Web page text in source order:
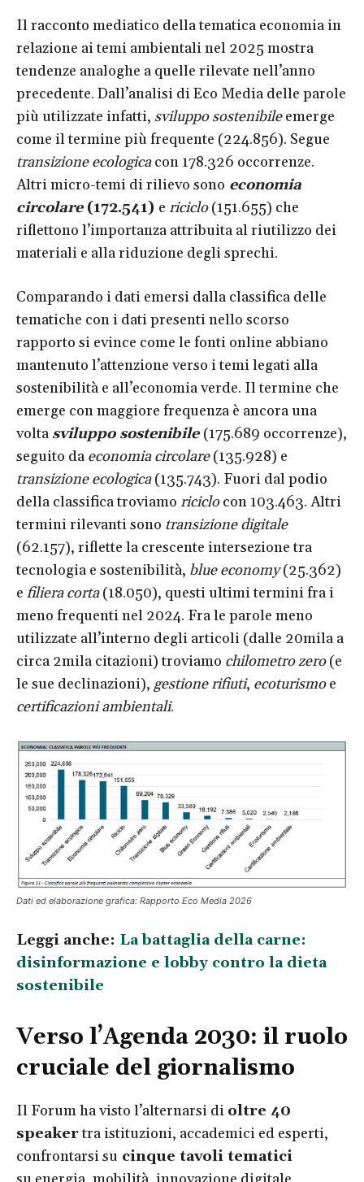
Il racconto mediatico della tematica economia in
relazione ai temi ambientali nel 2025 mostra
tendenze analoghe a quelle rilevate nell’anno
precedente. Dall’analisi di Eco Media delle parole
più utilizzate infatti, sviluppo sostenibileemerge
come il termine più frequente (224.856). Segue
transizione ecologicacon 178.326 occorrenze.
Altri micro-temi di rilievo sono economia
circolare(172.541) e riciclo(151.655) che
riflettono l’importanza attribuita al riutilizzo dei
materiali e alla riduzione degli sprechi.
Comparando i dati emersi dalla classifica delle
tematiche con i dati presenti nello scorso
rapporto si evince come le fonti online abbiano
mantenuto l’attenzione verso i temi legati alla
sostenibilità e all’economia verde. Il termine che
emerge con maggiore frequenza è ancora una
volta sviluppo sostenibile (175.689 occorrenze),
seguito da economia circolare(135.928) e
transizione ecologica(135.743). Fuori dal podio
della classifica troviamo riciclocon 103.463. Altri
termini rilevanti sono transizione digitale
(62.157), riflette la crescente intersezione tra
tecnologia e sostenibilità, blue economy(25.362)
e filiera corta(18.050), questi ultimi termini fra i
meno frequenti nel 2024. Fra le parole meno
utilizzate all’interno degli articoli (dalle 20mila a
circa 2mila citazioni) troviamo chilometro zero(e
le sue declinazioni), gestione rifiuti, ecoturismoe
certificazioni ambientali.
Dati ed elaborazione grafica: Rapporto Eco Media 2026
Leggi anche: La battaglia della carne:
disinformazione e lobby contro la dieta
sostenibile
Verso l’Agenda 2030: il ruolo
cruciale del giornalismo
Il Forum ha visto l’alternarsi di oltre 40
speakertra istituzioni, accademici ed esperti,
confrontarsi su cinque tavoli tematici